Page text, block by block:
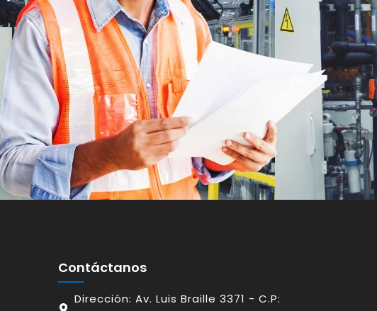
Contáctanos
Dirección: Av. Luis Braille 3371 - C.P: